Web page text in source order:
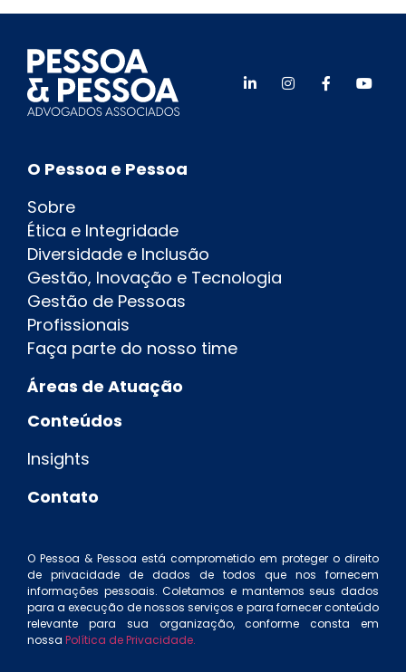
O Pessoa e Pessoa
Sobre
Ética e Integridade
Diversidade e Inclusão
Gestão, Inovação e Tecnologia
Gestão de Pessoas
Profissionais
Faça parte do nosso time
Áreas de Atuação
Conteúdos
Insights
Contato
O Pessoa & Pessoa está comprometido em proteger o direito
de privacidade de dados de todos que nos fornecem
informações pessoais. Coletamos e mantemos seus dados
para a execução de nossos serviços e para fornecer conteúdo
relevante para sua organização, conforme consta em
nossa Política de Privacidade.